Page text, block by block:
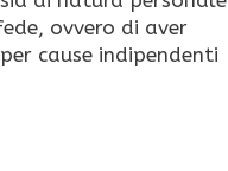
ovvero di aver
cause indipendenti